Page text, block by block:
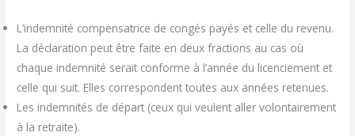
L’indemnité compensatrice de congés payés et celle du revenu.
La déclaration peut être faite en deux fractions au cas où
chaque indemnité serait conforme à l’année du licenciement et
celle qui suit. Elles correspondent toutes aux années retenues.
Les indemnités de départ (ceux qui veulent aller volontairement
à la retraite).